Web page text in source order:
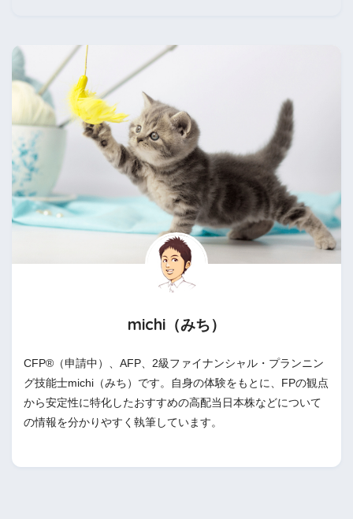
michi（みち）
CFP®（申請中）、AFP、2級ファイナンシャル・プランニン
グ技能士michi（みち）です。自身の体験をもとに、FPの観点
から安定性に特化したおすすめの高配当日本株などについて
の情報を分かりやすく執筆しています。